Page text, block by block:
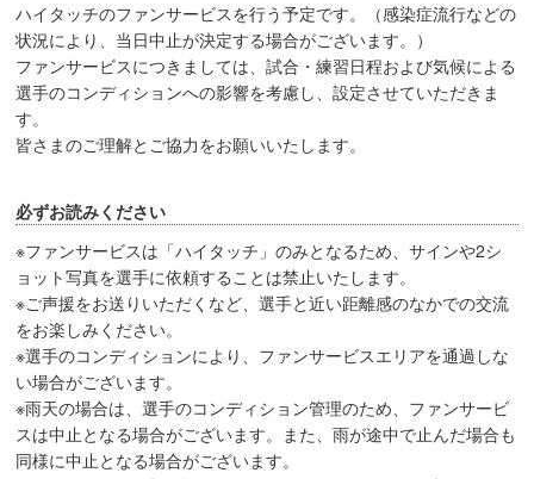
ハイタッチのファンサービスを行う予定です。（感染症流行などの
状況により、当日中止が決定する場合がございます。）
ファンサービスにつきましては、試合・練習日程および気候による
選手のコンディションへの影響を考慮し、設定させていただきま
す。
皆さまのご理解とご協力をお願いいたします。
必ずお読みください
※ファンサービスは「ハイタッチ」のみとなるため、サインや2シ
ョット写真を選手に依頼することは禁止いたします。
※ご声援をお送りいただくなど、選手と近い距離感のなかでの交流
をお楽しみください。
※選手のコンディションにより、ファンサービスエリアを通過しな
い場合がございます。
※雨天の場合は、選手のコンディション管理のため、ファンサービ
スは中止となる場合がございます。また、雨が途中で止んだ場合も
同様に中止となる場合がございます。